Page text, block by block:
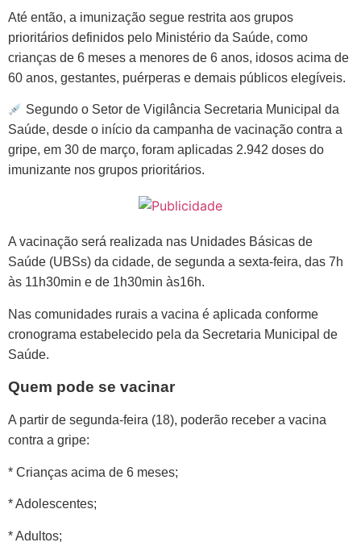
Até então, a imunização segue restrita aos grupos
prioritários definidos pelo Ministério da Saúde, como
crianças de 6 meses a menores de 6 anos, idosos acima de
60 anos, gestantes, puérperas e demais públicos elegíveis.
Segundo o Setor de Vigilância Secretaria Municipal da
Saúde, desde o início da campanha de vacinação contra a
gripe, em 30 de março, foram aplicadas 2.942 doses do
imunizante nos grupos prioritários.
A vacinação será realizada nas Unidades Básicas de
Saúde (UBSs) da cidade, de segunda a sexta-feira, das 7h
às 11h30min e de 1h30min às16h.
Nas comunidades rurais a vacina é aplicada conforme
cronograma estabelecido pela da Secretaria Municipal de
Saúde.
Quem pode se vacinar
A partir de segunda-feira (18), poderão receber a vacina
contra a gripe:
* Crianças acima de 6 meses;
* Adolescentes;
* Adultos;